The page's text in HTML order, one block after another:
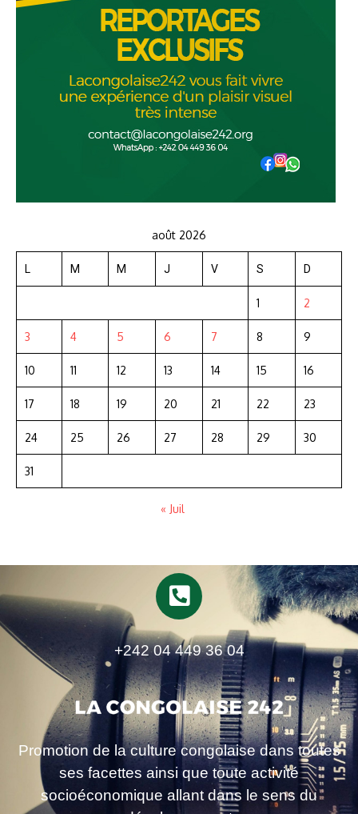
août 2026
L M M J V S D
1 2
3 4 5 6 7 8 9
10 11 12 13 14 15 16
17 18 19 20 21 22 23
24 25 26 27 28 29 30
31
« Juil
+242 04 449 36 04
Promotion de la culture congolaise dans toutes
ses facettes ainsi que toute activité
socioéconomique allant dans le sens du